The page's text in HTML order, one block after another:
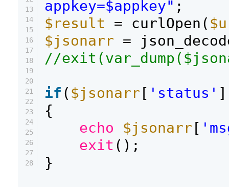
13
14
15
16
17
18
19
20
21
22
23
24
25
26
27
28
appkey=$appkey" ;
$result
= curlOpen(
$jsonarr =
//
if ( $jsonarr [ 'status'
{
echo
$jsonarr [
exit ();
}